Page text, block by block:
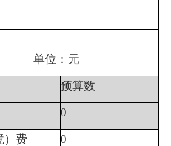
单位：元
预算数
0
费 0